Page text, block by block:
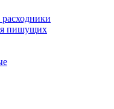
пишущих